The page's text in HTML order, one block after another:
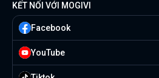
KẾT NỐI VỚI MOGIVI
Facebook
YouTube